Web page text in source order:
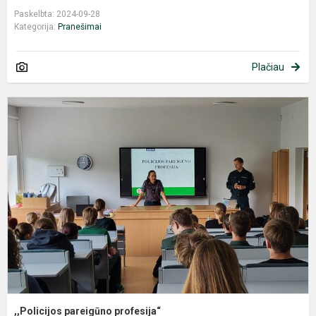
Paskelbta: 2024-09-28
Kategorija: Pranešimai
Plačiau
,,Policijos pareigūno profesija“